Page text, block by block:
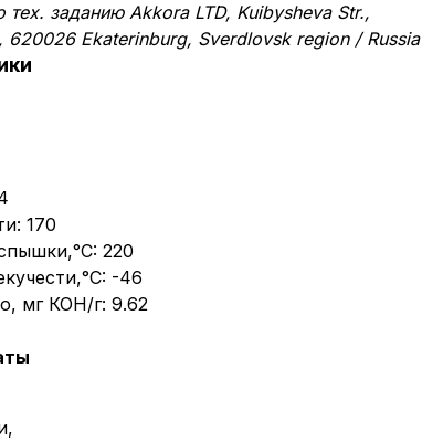
тех. заданию Akkora LTD, Kuibysheva Str.,
Ekaterinburg, Sverdlovsk region / Russia
170
220
-46
мг КОН/г: 9.62